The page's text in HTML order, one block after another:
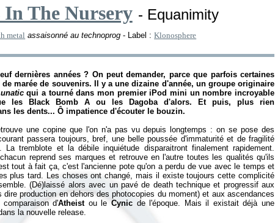
The Nursery - Equanimity
metal assaisonné au technoprog - Label :Klonosphere
dernières années ? On peut demander, parce que parfois certaines
marée de souvenirs. Il y a une dizaine d'année, un groupe originaire
qui a tourné dans mon premier iPod mini un nombre incroyable
les Black Bomb A ou les Dagoba d'alors. Et puis, plus rien
les dents... Ô impatience d'écouter le bouzin.
une copine que l'on n'a pas vu depuis longtemps : on se pose des
passera toujours, bref, une belle poussée d'immaturité et de fragilité
La tremblote et la débile inquiétude disparaitront finalement rapidement.
reprend ses marques et retrouve en l'autre toutes les qualités qu'ils
tout à fait ça, c'est l'ancienne pote qu'on a perdu de vue avec le temps et
plus tard. Les choses ont changé, mais il existe toujours cette complicité
(Dé)laissé alors avec un pavé de death technique et progressif aux
production en dehors des photocopies du moment) et aux ascendances
d'Atheistou leCynic de l'époque. Mais il existait déjà une
la nouvelle release.